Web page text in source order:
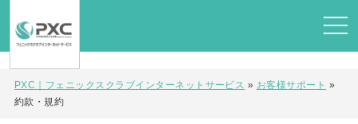
PXC｜フェニックスクラブインターネットサービス » お客様サポート »
約款・規約